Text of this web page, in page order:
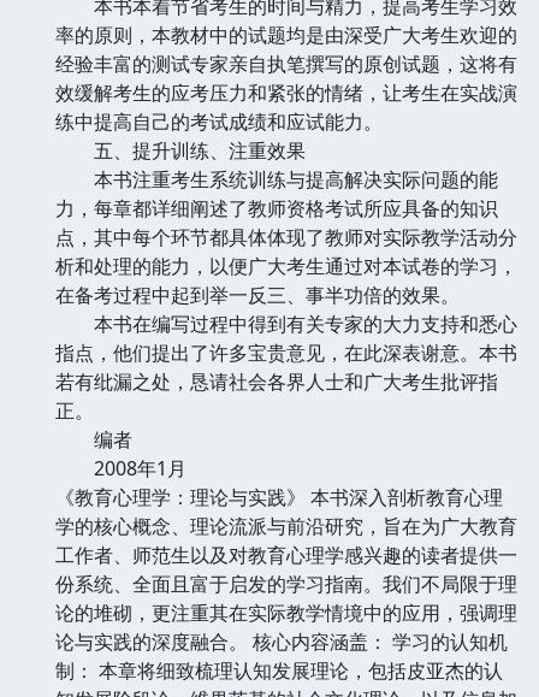
本书本着节省考生的时间与精力，提高考生学习效
率的原则，本教材中的试题均是由深受广大考生欢迎的
经验丰富的测试专家亲自执笔撰写的原创试题，这将有
效缓解考生的应考压力和紧张的情绪，让考生在实战演
练中提高自己的考试成绩和应试能力。
五、提升训练、注重效果
本书注重考生系统训练与提高解决实际问题的能
力，每章都详细阐述了教师资格考试所应具备的知识
点，其中每个环节都具体体现了教师对实际教学活动分
析和处理的能力，以便广大考生通过对本试卷的学习，
在备考过程中起到举一反三、事半功倍的效果。
本书在编写过程中得到有关专家的大力支持和悉心
指点，他们提出了许多宝贵意见，在此深表谢意。本书
若有纰漏之处，恳请社会各界人士和广大考生批评指
正。
编者
2008年1月
《教育心理学：理论与实践》 本书深入剖析教育心理
学的核心概念、理论流派与前沿研究，旨在为广大教育
工作者、师范生以及对教育心理学感兴趣的读者提供一
份系统、全面且富于启发的学习指南。我们不局限于理
论的堆砌，更注重其在实际教学情境中的应用，强调理
论与实践的深度融合。 核心内容涵盖： 学习的认知机
制： 本章将细致梳理认知发展理论，包括皮亚杰的认